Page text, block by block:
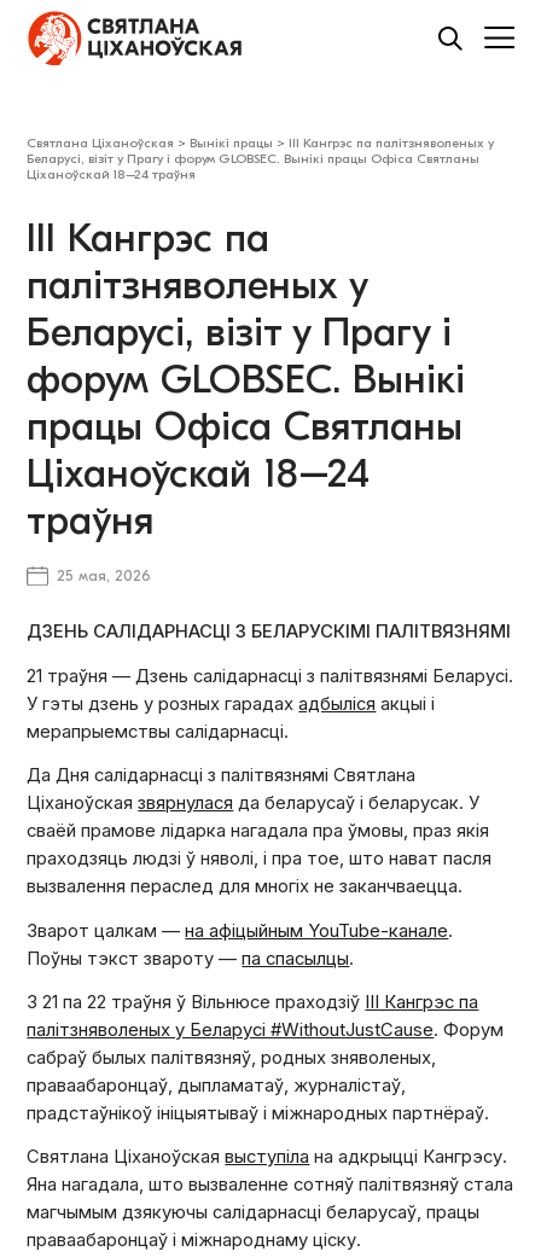
Святлана Ціханоўская > Вынікі працы > ІІІ Кангрэс па палітзняволеных у
Беларусі, візіт у Прагу і форум GLOBSEC. Вынікі працы Офіса Святланы
Ціханоўскай 18–24 траўня
ІІІ Кангрэс па
палітзняволеных у
Беларусі, візіт у Прагу і
форум GLOBSEC. Вынікі
працы Офіса Святланы
Ціханоўскай 18–24
траўня
25 мая, 2026
ДЗЕНЬ САЛІДАРНАСЦІ З БЕЛАРУСКІМІ ПАЛІТВЯЗНЯМІ
21 траўня — Дзень салідарнасці з палітвязнямі Беларусі.
У гэты дзень у розных гарадахадбыліся акцыі і
мерапрыемствы салідарнасці.
Да Дня салідарнасці з палітвязнямі Святлана
Ціханоўскаязвярнулася да беларусаў і беларусак. У
сваёй прамове лідарка нагадала пра ўмовы, праз якія
праходзяць людзі ў няволі, і пра тое, што нават пасля
вызвалення пераслед для многіх не заканчваецца.
Зварот цалкам —на афіцыйным YouTube-канале.
Поўны тэкст звароту —па спасылцы.
З 21 па 22 траўня ў Вільнюсе праходзіў ІІІ Кангрэс па
палітзняволеных у Беларусі #WithoutJustCause. Форум
сабраў былых палітвязняў, родных зняволеных,
праваабаронцаў, дыпламатаў, журналістаў,
прадстаўнікоў ініцыятываў і міжнародных партнёраў.
Святлана Ціханоўскаявыступіла на адкрыцці Кангрэсу.
Яна нагадала, што вызваленне сотняў палітвязняў стала
магчымым дзякуючы салідарнасці беларусаў, працы
праваабаронцаў і міжнароднаму ціску.